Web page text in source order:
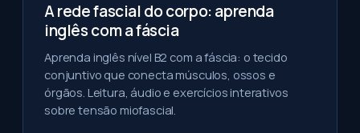
A rede fascial do corpo: aprenda
inglês com a fáscia
Aprenda inglês nível B2 com a fáscia: o tecido
conjuntivo que conecta músculos, ossos e
órgãos. Leitura, áudio e exercícios interativos
sobre tensão miofascial.